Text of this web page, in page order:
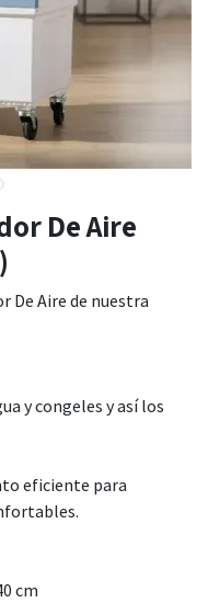
De Aire
De Aire de nuestra
y congeles y así los
eficiente para
cm